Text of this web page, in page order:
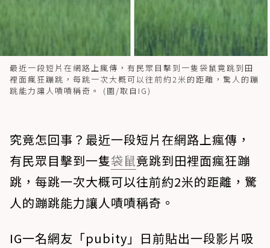
最近一段短片在網路上瘋傳，有民眾目擊到一隻袋鼠竟跳到田
裡面瘋狂蹦跳，每跳一次大概可以往前約2米的距離，驚人的蹦
跳能力讓人嘖嘖稱奇。 (圖/取自IG)
究竟怎回事？最近一段短片在網路上瘋傳，
有民眾目擊到一隻袋鼠竟跳到田裡面瘋狂蹦
跳，每跳一次大概可以往前約2米的距離，驚
人的蹦跳能力讓人嘖嘖稱奇。
IG一名網友「pubity」日前貼出一段影片吸